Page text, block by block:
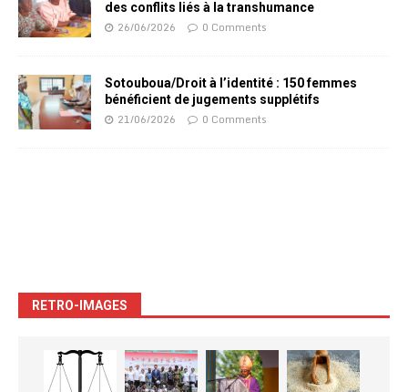
des conflits liés à la transhumance
26/06/2026 0 Comments
Sotouboua/Droit à l’identité : 150 femmes
bénéficient de jugements supplétifs
21/06/2026 0 Comments
RETRO-IMAGES